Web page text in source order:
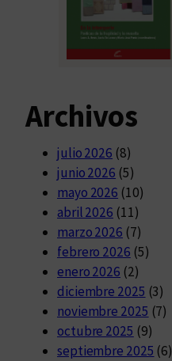
Archivos
julio 2026 (8)
junio 2026 (5)
mayo 2026 (10)
abril 2026 (11)
marzo 2026 (7)
febrero 2026 (5)
enero 2026 (2)
diciembre 2025 (3)
noviembre 2025 (7)
octubre 2025 (9)
septiembre 2025 (6)